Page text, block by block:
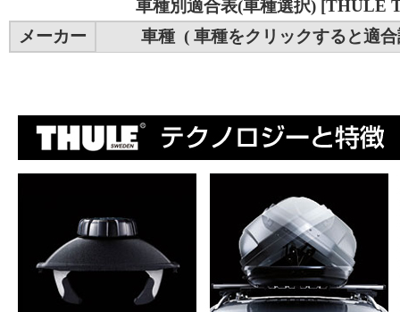
車種別適合表(車種選択) [THULE
メーカー
車種 ( 車種をクリックすると適